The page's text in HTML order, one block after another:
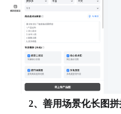
2、善用场景化长图